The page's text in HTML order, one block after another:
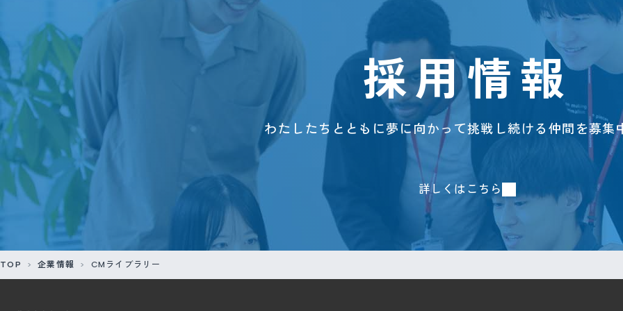
採用情報
わたしたちとともに夢に向かって挑戦し続ける仲間を募集
詳しくはこちら
TOP 企業情報 CMライブラリー